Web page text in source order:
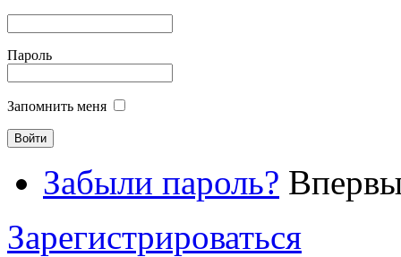
Пароль
Запомнить меня
Забыли пароль?
Зарегистрироваться